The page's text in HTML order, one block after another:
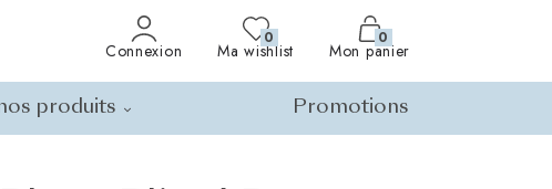
Connexion
0
Ma wishlist
0
Mon panier
produits Promotions